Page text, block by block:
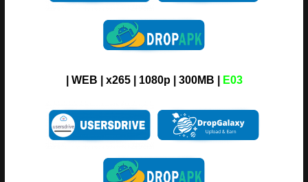
| WEB | x265 | 1080p | 300MB | E03